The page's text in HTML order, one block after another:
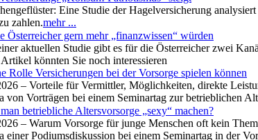
Eine Studie der Hagelversicherung
zahlen.mehr ...
Österreicher gern mehr „finanzwissen“ würden
aktuellen Studie gibt es für die Österreicher zwei
könnten Sie noch interessieren
Rolle Versicherungen bei der Vorsorge spielen können
– Vorteile für Vermittler, Möglichkeiten, direkte
von Vorträgen bei einem Seminartag zur betrieblichen
betriebliche Altersvorsorge „sexy“ machen?
– Warum Vorsorge für junge Menschen oft kein
einer Podiumsdiskussion bei einem Seminartag in der